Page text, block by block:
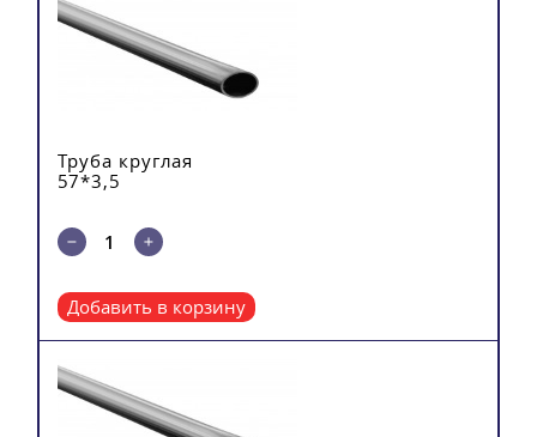
Труба круглая
57*3,5
Добавить в корзину